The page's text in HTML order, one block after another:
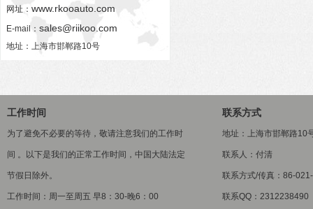
网址： www.rkooauto.com
E-mail： sales@riikoo.com
地址：上海市邯郸路10号
工作时间
为了避免不必要的等待，敬请注意我们的工作时
间 。以下是我们的正常工作时间，中国大陆法定
节假日除外。
工作时间：周一至周五 早8：30-晚6：00
联系方式
地址：上海市邯郸路10
联系人：付清
联系方式/传真：86-
联系QQ：2312238490